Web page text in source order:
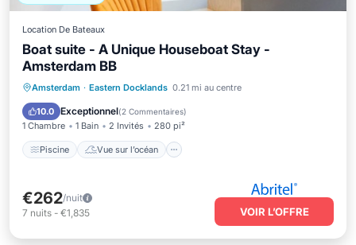
Location De Bateaux
Boat suite - A Unique Houseboat Stay -
Amsterdam BB
Amsterdam · Eastern Docklands 0.21 mi au centre
10.0 Exceptionnel(2 Commentaires)
1 Chambre 1 Bain 2 Invités 280 pi²
Piscine Vue sur l’océan
Piscine
Vue sur l’océan
Balcon/Terrasse
Vue
€262/nuit
7 nuits - €1,835 VOIR L’OFFRE